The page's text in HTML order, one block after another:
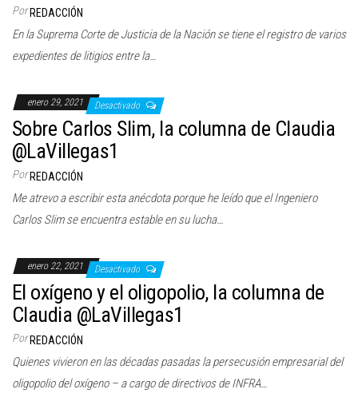
Por REDACCIÓN
En la Suprema Corte de Justicia de la Nación se tiene el registro de varios
expedientes de litigios entre la…
enero 29, 2021 Desactivado
Sobre Carlos Slim, la columna de Claudia
@LaVillegas1
Por REDACCIÓN
Me atrevo a escribir esta anécdota porque he leído que el Ingeniero
Carlos Slim se encuentra estable en su lucha…
enero 22, 2021 Desactivado
El oxígeno y el oligopolio, la columna de
Claudia @LaVillegas1
Por REDACCIÓN
Quienes vivieron en las décadas pasadas la persecusión empresarial del
oligopolio del oxígeno – a cargo de directivos de INFRA…